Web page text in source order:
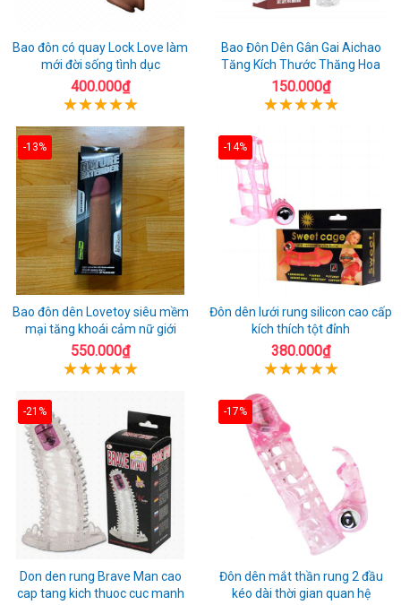
Bao đôn có quay Lock Love làm
mới đời sống tình dục
400.000₫
Bao Đôn Dên Gân Gai Aichao
Tăng Kích Thước Thăng Hoa
150.000₫
-13%
Bao đôn dên Lovetoy siêu mềm
mại tăng khoái cảm nữ giới
550.000₫
-14%
Đôn dên lưới rung silicon cao cấp
kích thích tột đỉnh
380.000₫
-21%
Don den rung Brave Man cao
cap tang kich thuoc cuc manh
-17%
Đôn dên mắt thần rung 2 đầu
kéo dài thời gian quan hệ